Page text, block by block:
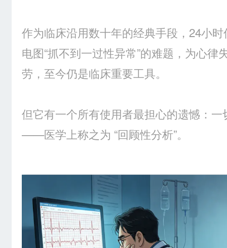
作为临床沿用数十年的经典手段，24小
电图“抓不到一过性异常”的难题，为心律
劳，至今仍是临床重要工具。
但它有一个所有使用者最担心的遗憾：
——医学上称之为 “回顾性分析”。